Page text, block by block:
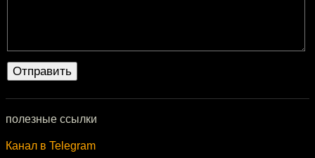
полезные ссылки
Канал в Telegram